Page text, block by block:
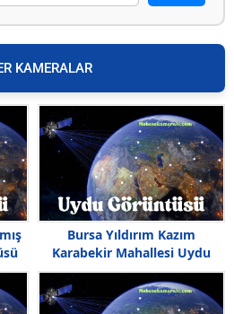
KAMERALAR
Bursa Yıldırım Kazım
Karabekir Mahallesi Uydu
Görüntüsü